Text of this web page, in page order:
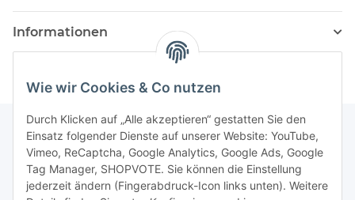
Wie wir Cookies & Co nutzen
Durch Klicken auf „Alle akzeptieren“ gestatten Sie den
Einsatz folgender Dienste auf unserer Website: YouTube,
Vimeo, ReCaptcha, Google Analytics, Google Ads, Google
Tag Manager, SHOPVOTE. Sie können die Einstellung
jederzeit ändern (Fingerabdruck-Icon links unten). Weitere
Informationen
Newsletter Abonnieren